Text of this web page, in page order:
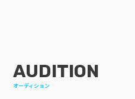
AUDITION
オーディション